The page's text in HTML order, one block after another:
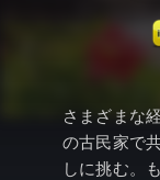
さまざまな
の古民家で
しに挑む。